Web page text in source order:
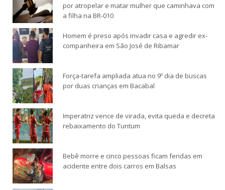
por atropelar e matar mulher que caminhava com
a filha na BR-010
Homem é preso após invadir casa e agredir ex-
companheira em São José de Ribamar
Força-tarefa ampliada atua no 9º dia de buscas
por duas crianças em Bacabal
Imperatriz vence de virada, evita queda e decreta
rebaixamento do Tuntum
Bebê morre e cinco pessoas ficam feridas em
acidente entre dois carros em Balsas